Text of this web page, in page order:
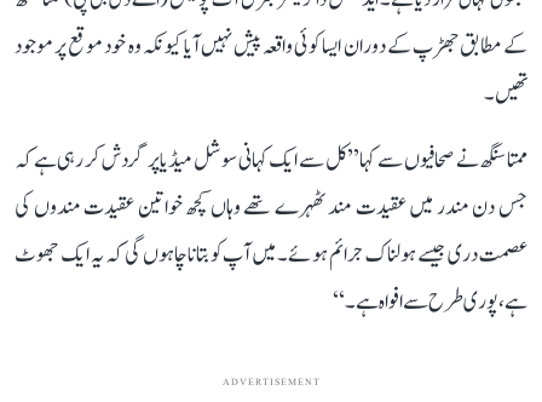
کے مطابق جھڑپ کے دوران ایسا کوئی واقعہ پیش نہیں آیا کیونکہ وہ خود موقع پر موجود
تھیں۔
ممتا سنگھ نے صحافیوں سے کہا ’’کل سے ایک کہانی سوشل میڈیا پر گردش کر رہی ہے کہ
جس دن مندر میں عقیدت مند ٹھہرے تھے وہاں کچھ خواتین عقیدت مندوں کی
عصمت دری جیسے ہولناک جرائم ہوئے۔ میں آپ کو بتانا چاہوں گی کہ یہ ایک جھوٹ
ہے، پوری طرح سے افواہ ہے۔‘‘
ADVERTISEMENT